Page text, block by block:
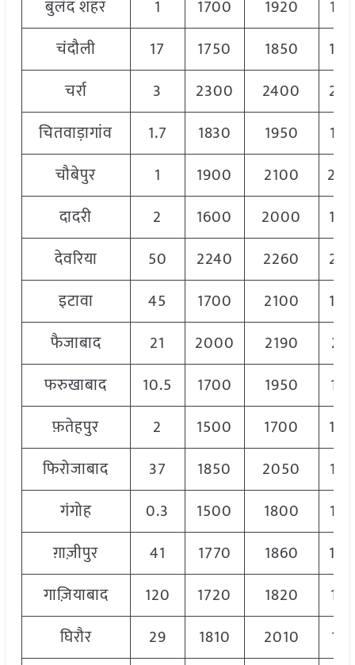
बुलंद शहर
1 1700 1920
चंदौली
17 1750 1850
चर्रा
3 2300 2400
चितवाड़ागांव
1.7 1830 1950
चौबेपुर
1 1900 2100
दादरी
2 1600 2000
देवरिया
50 2240 2260
इटावा
45 1700 2100
फैजाबाद
21 2000 2190
फरुखाबाद
10.5 1700 1950
फ़तेहपुर
2 1500 1700
फिरोजाबाद
37 1850 2050
गंगोह
0.3 1500 1800
ग़ाज़ीपुर
41 1770 1860
गाज़ियाबाद
120 1720 1820
घिरौर
29 1810 2010